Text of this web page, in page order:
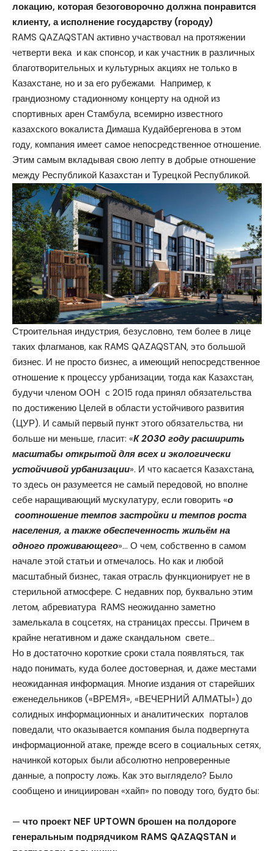
локацию, которая безоговорочно должна понравится
клиенту, а исполнение государству (городу)
RAMS QAZAQSTAN активно участвовал на протяжении
четверти века и как спонсор, и как участник в различных
благотворительных и культурных акциях не только в
Казахстане, но и за его рубежами. Например, к
грандиозному стадионному концерту на одной из
спортивных арен Стамбула, всемирно известного
казахского вокалиста Димаша Кудайбергенова в этом
году, компания имеет самое непосредственное отношение.
Этим самым вкладывая свою лепту в добрые отношение
между Республикой Казахстан и Турецкой Республикой.
Строительная индустрия, безусловно, тем более в лице
таких флагманов, как RAMS QAZAQSTAN, это большой
бизнес. И не просто бизнес, а имеющий непосредственное
отношение к процессу урбанизации, тогда как Казахстан,
будучи членом ООН с 2015 года принял обязательства
по достижению Целей в области устойчивого развития
(ЦУР). И самый первый пункт этого обязательства, ни
больше ни меньше, гласит: «К 2030 году расширить
масштабы открытой для всех и экологически
устойчивой урбанизации». И что касается Казахстана,
то здесь он разумеется не самый передовой, но вполне
себе наращивающий мускулатуру, если говорить «о
соотношение темпов застройки и темпов роста
населения, а также обеспеченность жильём на
одного проживающего»… О чем, собственно в самом
начале этой статьи и отмечалось. Но как и любой
масштабный бизнес, такая отрасль функционирует не в
стерильной атмосфере. С недавних пор, буквально этим
летом, абревиатура RAMS неожиданно заметно
замелькала в соцсетях, на страницах прессы. Причем в
крайне негативном и даже скандальном свете…
Но в достаточно короткие сроки стала появляться, так
надо понимать, куда более достоверная, и, даже местами
неожиданная информация. Многие издания от старейших
еженедельников («ВРЕМЯ», «ВЕЧЕРНИЙ АЛМАТЫ») до
солидных информационных и аналитических порталов
поведали, что оказывается компания была подвергнута
информационной атаке, прежде всего в социальных сетях,
начинкой которых были абсолютно непроверенные
данные, а попросту ложь. Как это выглядело? Было
сообщено и инициирован «хайп» по поводу того, будто бы:
— что проект NEF UPTOWN брошен на полдороге
генеральным подрядчиком RAMS QAZAQSTAN и